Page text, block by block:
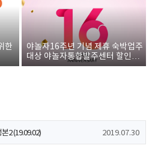
한
야놀자16주년 기념 제휴 숙박업주
대상 야놀자통합발주센터 할인쿠
폰 증정
2 (19.09.02) 2019.07.30